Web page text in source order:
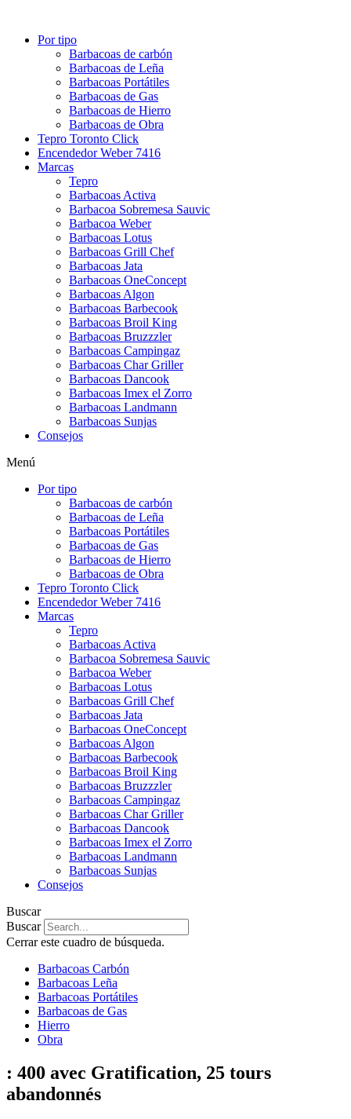
Por tipo
Barbacoas de carbón
Barbacoas de Leña
Barbacoas Portátiles
Barbacoas de Gas
Barbacoas de Hierro
Barbacoas de Obra
Tepro Toronto Click
Encendedor Weber 7416
Marcas
Tepro
Barbacoas Activa
Barbacoa Sobremesa Sauvic
Barbacoa Weber
Barbacoas Lotus
Barbacoas Grill Chef
Barbacoas Jata
Barbacoas OneConcept
Barbacoas Algon
Barbacoas Barbecook
Barbacoas Broil King
Barbacoas Bruzzzler
Barbacoas Campingaz
Barbacoas Char Griller
Barbacoas Dancook
Barbacoas Imex el Zorro
Barbacoas Landmann
Barbacoas Sunjas
Consejos
Menú
Por tipo
Barbacoas de carbón
Barbacoas de Leña
Barbacoas Portátiles
Barbacoas de Gas
Barbacoas de Hierro
Barbacoas de Obra
Tepro Toronto Click
Encendedor Weber 7416
Marcas
Tepro
Barbacoas Activa
Barbacoa Sobremesa Sauvic
Barbacoa Weber
Barbacoas Lotus
Barbacoas Grill Chef
Barbacoas Jata
Barbacoas OneConcept
Barbacoas Algon
Barbacoas Barbecook
Barbacoas Broil King
Barbacoas Bruzzzler
Barbacoas Campingaz
Barbacoas Char Griller
Barbacoas Dancook
Barbacoas Imex el Zorro
Barbacoas Landmann
Barbacoas Sunjas
Consejos
Buscar
Buscar
Cerrar este cuadro de búsqueda.
Barbacoas Carbón
Barbacoas Leña
Barbacoas Portátiles
Barbacoas de Gas
Hierro
Obra
: 400 avec Gratification, 25 tours
abandonnés